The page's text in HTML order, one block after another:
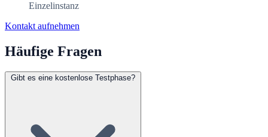
Einzelinstanz
Kontakt aufnehmen
Häufige Fragen
Gibt es eine kostenlose Testphase?